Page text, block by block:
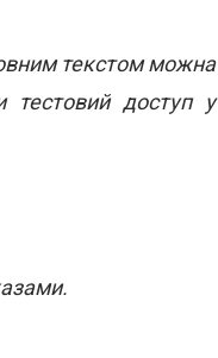
текстом можна
тестовий доступ у